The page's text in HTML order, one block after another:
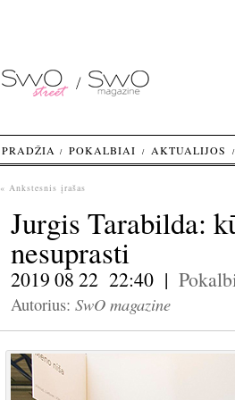
« Ankstesnis įrašas
Jurgis Tarabilda:
nesuprasti
2019 08 22 22:40 |
Autorius: SwO magazine
PRADŽIA POKALBIAI AKTUALIJOS